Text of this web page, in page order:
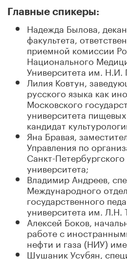
Главные спикеры:
Надежда Былова,
факультета,
приемной комиссии
Национального
Университета им. Н.И.
Лилия Ковтун,
русского языка как
Московского
университета
кандидат
Яна Бравая,
Управления по
Санкт-
университета;
Владимир Андреев,
Международного
государственного
университета им. Л.Н.
Алексей Боков,
работе с
нефти и газа (НИУ)
Шушаник Усубян,